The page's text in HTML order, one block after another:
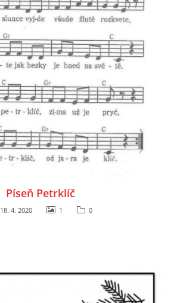
Píseň Petrklíč
18. 4. 2020 1 0